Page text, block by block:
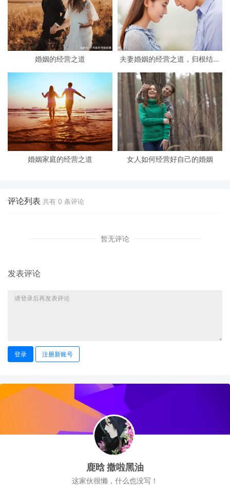
婚姻的经营之道
夫妻婚姻的经营之道，归根结底
婚姻家庭的经营之道 女人如何经营好自己的婚姻
评论列表 共有 0 条评论
暂无评论
发表评论
登录 注册新账号
鹿晗 撒啦黑油
这家伙很懒，什么也没写！